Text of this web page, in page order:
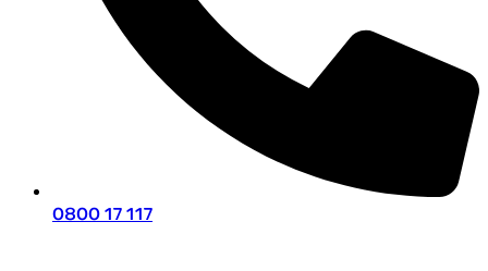
0800 17 117